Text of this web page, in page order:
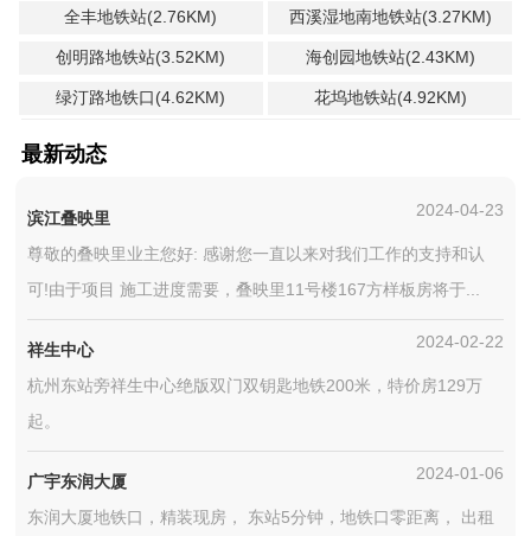
全丰地铁站(2.76KM) 西溪湿地南地铁站(3.27KM)
创明路地铁站(3.52KM) 海创园地铁站(2.43KM)
绿汀路地铁口(4.62KM) 花坞地铁站(4.92KM)
最新动态
滨江叠映里 2024-04-23
尊敬的叠映里业主您好: 感谢您一直以来对我们工作的支持和认
可!由于项目 施工进度需要，叠映里11号楼167方样板房将于...
祥生中心 2024-02-22
杭州东站旁祥生中心绝版双门双钥匙地铁200米，特价房129万
起。
广宇东润大厦 2024-01-06
东润大厦地铁口，精装现房， 东站5分钟，地铁口零距离， 出租